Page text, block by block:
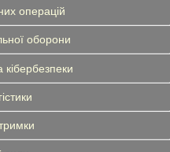
операцій
оборони
кібербезпеки